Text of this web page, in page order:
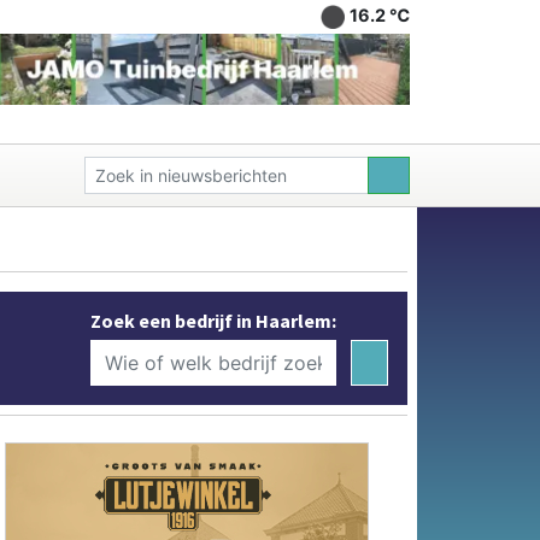
16.2 ℃
Zoek een bedrijf in Haarlem: